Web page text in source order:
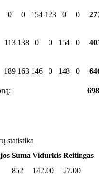
0 0 154 123 0 0
113 138 0 0 154 0
189 163 146 0 148 0
statistika
Suma Vidurkis Reitingas
852 142.00
27.00